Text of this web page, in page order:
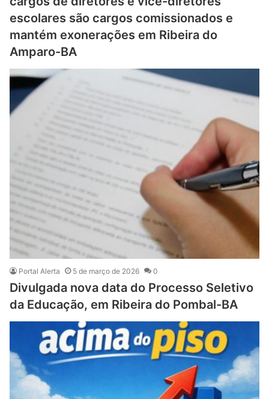
escolares são cargos comissionados e
mantém exonerações em Ribeira do
Amparo-BA
Portal Alerta 5 de março de 2026 0
Divulgada nova data do Processo Seletivo
da Educação, em Ribeira do Pombal-BA